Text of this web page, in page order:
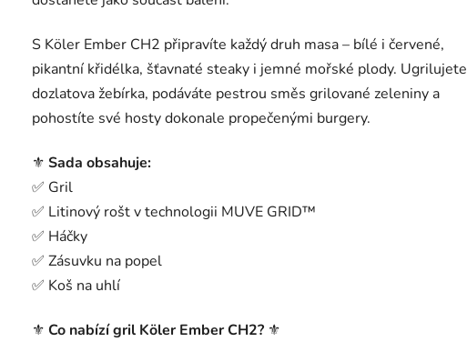
S Köler Ember CH2 připravíte každý druh masa – bílé i červené,
pikantní křidélka, šťavnaté steaky i jemné mořské plody. Ugrilujete
dozlatova žebírka, podáváte pestrou směs grilované zeleniny a
pohostíte své hosty dokonale propečenými burgery.
⚜️ Sada obsahuje:
✅ Gril
✅ Litinový rošt v technologii MUVE GRID™
✅ Háčky
✅ Zásuvku na popel
✅ Koš na uhlí
⚜️ Co nabízí gril Köler Ember CH2? ⚜️